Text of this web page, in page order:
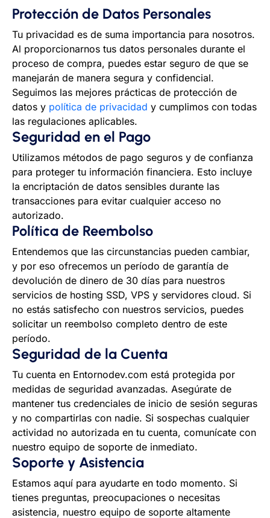
Protección de Datos Personales
Tu privacidad es de suma importancia para nosotros.
Al proporcionarnos tus datos personales durante el
proceso de compra, puedes estar seguro de que se
manejarán de manera segura y confidencial.
Seguimos las mejores prácticas de protección de
datos y política de privacidad y cumplimos con todas
las regulaciones aplicables.
Seguridad en el Pago
Utilizamos métodos de pago seguros y de confianza
para proteger tu información financiera. Esto incluye
la encriptación de datos sensibles durante las
transacciones para evitar cualquier acceso no
autorizado.
Política de Reembolso
Entendemos que las circunstancias pueden cambiar,
y por eso ofrecemos un período de garantía de
devolución de dinero de 30 días para nuestros
servicios de hosting SSD, VPS y servidores cloud. Si
no estás satisfecho con nuestros servicios, puedes
solicitar un reembolso completo dentro de este
período.
Seguridad de la Cuenta
Tu cuenta en Entornodev.com está protegida por
medidas de seguridad avanzadas. Asegúrate de
mantener tus credenciales de inicio de sesión seguras
y no compartirlas con nadie. Si sospechas cualquier
actividad no autorizada en tu cuenta, comunícate con
nuestro equipo de soporte de inmediato.
Soporte y Asistencia
Estamos aquí para ayudarte en todo momento. Si
tienes preguntas, preocupaciones o necesitas
asistencia, nuestro equipo de soporte altamente